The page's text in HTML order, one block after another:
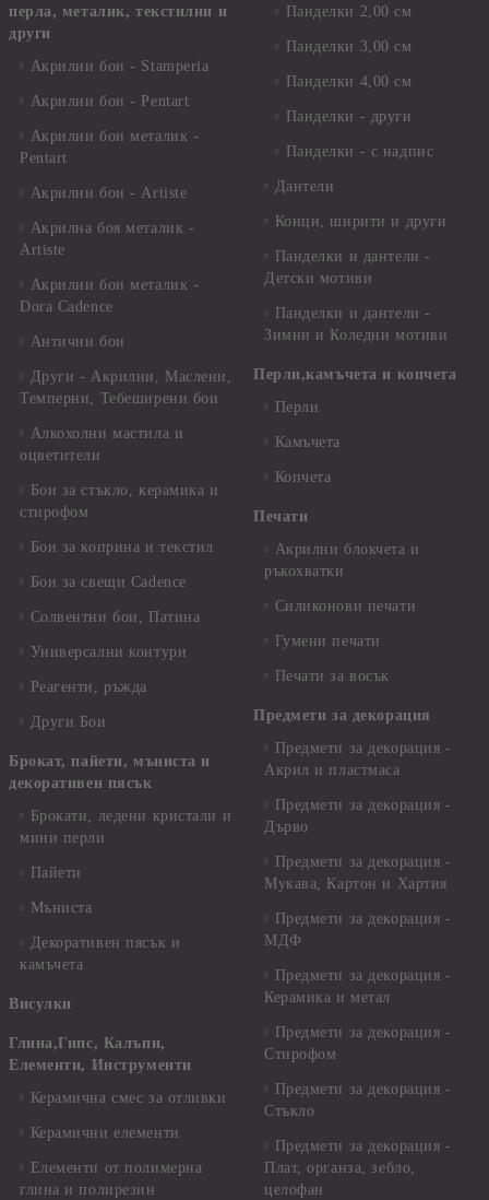
перла, металик, текстилни и
други
Акрилни бои - Stamperia
Акрилни бои - Pentart
Акрилни бои металик -
Pentart
Акрилни бои - Artiste
Акрилна боя металик -
Artiste
Акрилни бои металик -
Dora Cadence
Антични бои
Други - Акрилни, Маслени,
Темперни, Тебеширени бои
Алкохолни мастила и
оцветители
Бои за стъкло, керамика и
стирофом
Бои за коприна и текстил
Бои за свещи Cadence
Солвентни бои, Патина
Универсални контури
Реагенти, ръжда
Други Бои
Брокат, пайети, мъниста и
декоративен пясък
Брокати, ледени кристали и
мини перли
Пайети
Мъниста
Декоративен пясък и
камъчета
Висулки
Глина,Гипс, Калъпи,
Елементи, Инструменти
Керамична смес за отливки
Керамични елементи
Елементи от полимерна
глина и полирезин
Панделки 2,00 см
Панделки 3,00 см
Панделки 4,00 см
Панделки - други
Панделки - с надпис
Дантели
Конци, ширити и други
Панделки и дантели -
Детски мотиви
Панделки и дантели -
Зимни и Коледни мотиви
Перли,камъчета и копчета
Перли
Камъчета
Копчета
Печати
Акрилни блокчета и
ръкохватки
Силиконови печати
Гумени печати
Печати за восък
Предмети за декорация
Предмети за декорация -
Акрил и пластмаса
Предмети за декорация -
Дърво
Предмети за декорация -
Мукава, Картон и Хартия
Предмети за декорация -
МДФ
Предмети за декорация -
Керамика и метал
Предмети за декорация -
Стирофом
Предмети за декорация -
Стъкло
Предмети за декорация -
Плат, органза, зебло,
целофан